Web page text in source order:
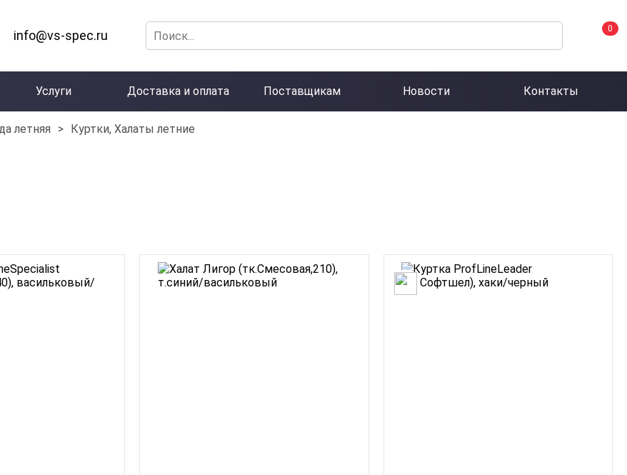
info@vs-spec.ru 0
Услуги Доставка и оплата Поставщикам Новости Контакты
летняя > Куртки, Халаты летние